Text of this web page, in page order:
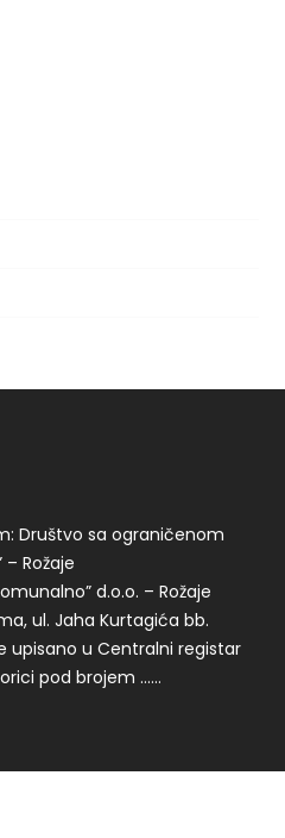
Društvo sa ograničenom
Rožaje
d.o.o. – Rožaje
ul. Jaha Kurtagića bb.
upisano u Centralni registar
pod brojem ……